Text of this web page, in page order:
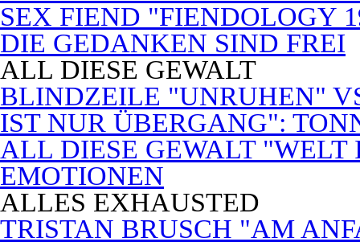
SEX FIEND "FIENDOLOGY
DIE GEDANKEN SIND FREI
ALL DIESE GEWALT
BLINDZEILE "UNRUHEN"
IST NUR ÜBERGANG":
ALL DIESE GEWALT
EMOTIONEN
ALLES EXHAUSTED
TRISTAN BRUSCH "AM